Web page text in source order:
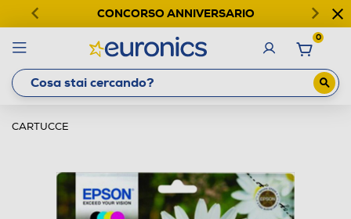
CONCORSO ANNIVERSARIO
0
CARTUCCE